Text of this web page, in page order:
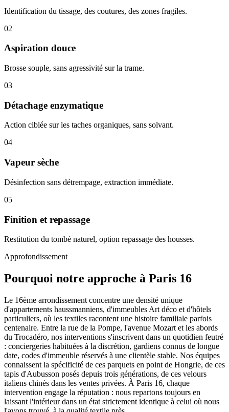
Identification du tissage, des coutures, des zones fragiles.
02
Aspiration douce
Brosse souple, sans agressivité sur la trame.
03
Détachage enzymatique
Action ciblée sur les taches organiques, sans solvant.
04
Vapeur sèche
Désinfection sans détrempage, extraction immédiate.
05
Finition et repassage
Restitution du tombé naturel, option repassage des housses.
Approfondissement
Pourquoi notre approche à Paris 16
Le 16ème arrondissement concentre une densité unique
d'appartements haussmanniens, d'immeubles Art déco et d'hôtels
particuliers, où les textiles racontent une histoire familiale parfois
centenaire. Entre la rue de la Pompe, l'avenue Mozart et les abords
du Trocadéro, nos interventions s'inscrivent dans un quotidien feutré
: conciergeries habituées à la discrétion, gardiens connus de longue
date, codes d'immeuble réservés à une clientèle stable. Nos équipes
connaissent la spécificité de ces parquets en point de Hongrie, de ces
tapis d'Aubusson posés depuis trois générations, de ces velours
italiens chinés dans les ventes privées. À Paris 16, chaque
intervention engage la réputation : nous repartons toujours en
laissant l'intérieur dans un état strictement identique à celui où nous